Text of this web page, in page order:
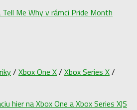
Me Why v rámci Pride Month
/ Xbox One X/ Xbox Series X/
hier na Xbox One a Xbox Series X|S